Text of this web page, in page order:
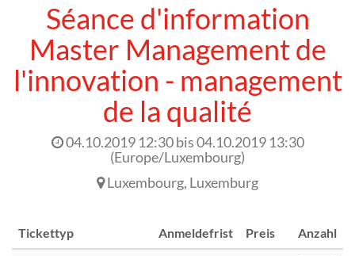
Séance d'information
Master Management de
l'innovation - management
de la qualité
04.10.2019 12:30bis04.10.2019 13:30
(Europe/Luxembourg)
Luxembourg, Luxemburg
Tickettyp Anmeldefrist Preis Anzahl